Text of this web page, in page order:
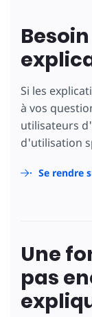
Si les
à vos
utilisateurs
d'utilisation
Se rendre
Une
pas